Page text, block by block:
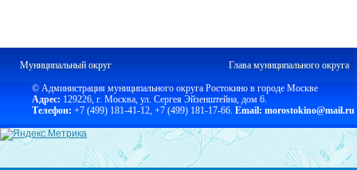
Муниципальный округ Глава муниципального округа
© Администрация муниципального округа Ростокино в городе Москве
Адрес: 129226, г. Москва, ул. Сергея Эйзенштейна, дом 6.
Телефон: +7 (499) 181-41-12, +7 (499) 181-17-66. Email: morostokino@mail.ru